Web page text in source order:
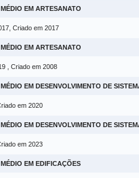
EM ARTESANATO
Criado em 2017
EM ARTESANATO
, Criado em 2008
EM DESENVOLVIMENTO DE
em 2020
EM DESENVOLVIMENTO DE
em 2023
EM EDIFICAÇÕES